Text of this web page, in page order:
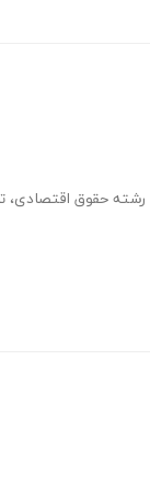
رشته حقوق اقتصادی،